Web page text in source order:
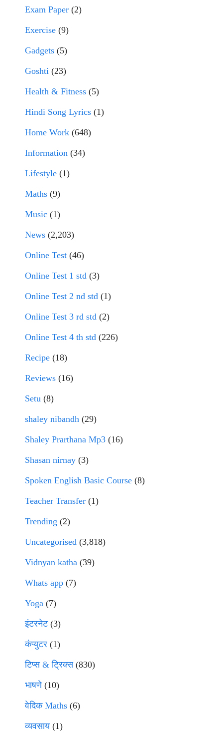
Exam Paper (2)
Exercise (9)
Gadgets (5)
Goshti (23)
Health & Fitness (5)
Hindi Song Lyrics (1)
Home Work (648)
Information (34)
Lifestyle (1)
Maths (9)
Music (1)
News (2,203)
Online Test (46)
Online Test 1 std (3)
Online Test 2 nd std (1)
Online Test 3 rd std (2)
Online Test 4 th std (226)
Recipe (18)
Reviews (16)
Setu (8)
shaley nibandh (29)
Shaley Prarthana Mp3 (16)
Shasan nirnay (3)
Spoken English Basic Course (8)
Teacher Transfer (1)
Trending (2)
Uncategorised (3,818)
Vidnyan katha (39)
Whats app (7)
Yoga (7)
इंटरनेट(3)
कंप्युटर (1)
टिप्स & ट्रिक्स(830)
भाषणे(10)
वेदिक Maths (6)
व्यवसाय(1)